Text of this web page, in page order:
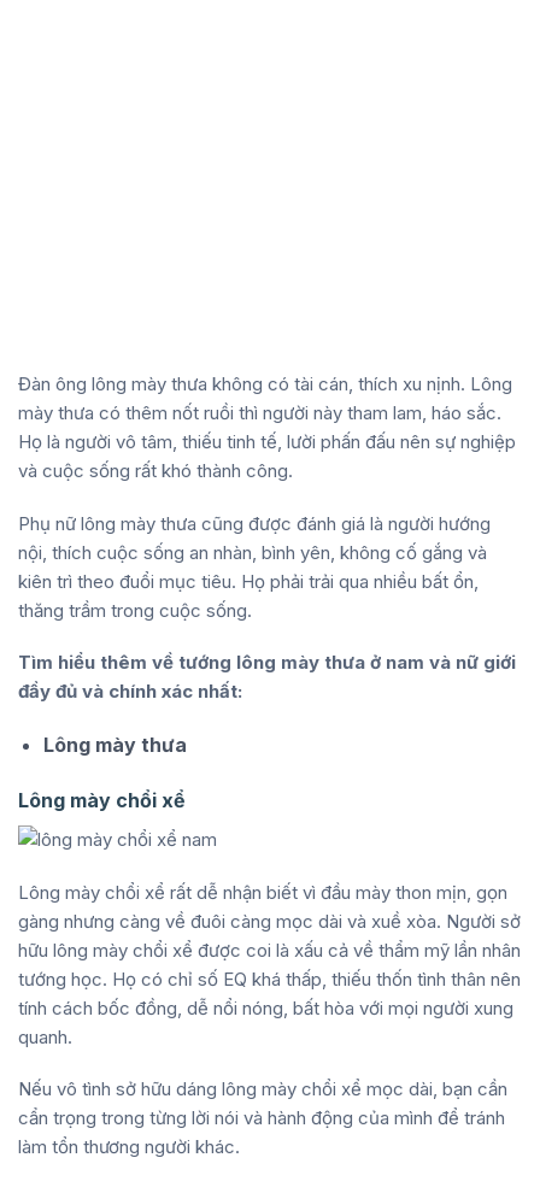
Đàn ông lông mày thưa không có tài cán, thích xu nịnh. Lông
mày thưa có thêm nốt ruồi thì người này tham lam, háo sắc.
Họ là người vô tâm, thiếu tinh tế, lười phấn đấu nên sự nghiệp
và cuộc sống rất khó thành công.
Phụ nữ lông mày thưa cũng được đánh giá là người hướng
nội, thích cuộc sống an nhàn, bình yên, không cố gắng và
kiên trì theo đuổi mục tiêu. Họ phải trải qua nhiều bất ổn,
thăng trầm trong cuộc sống.
Tìm hiểu thêm về tướng lông mày thưa ở nam và nữ giới
đầy đủ và chính xác nhất:
Lông mày thưa
Lông mày chổi xể
Lông mày chổi xể rất dễ nhận biết vì đầu mày thon mịn, gọn
gàng nhưng càng về đuôi càng mọc dài và xuề xòa. Người sở
hữu lông mày chổi xể được coi là xấu cả về thẩm mỹ lần nhân
tướng học. Họ có chỉ số EQ khá thấp, thiếu thốn tình thân nên
tính cách bốc đồng, dễ nổi nóng, bất hòa với mọi người xung
quanh.
Nếu vô tình sở hữu dáng lông mày chổi xể mọc dài, bạn cần
cẩn trọng trong từng lời nói và hành động của mình để tránh
làm tổn thương người khác.